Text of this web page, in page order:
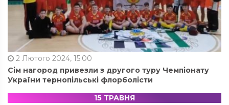
2 Лютого 2024, 15:00
Сім нагород привезли з другого туру Чемпіонату
України тернопільські флорболісти
15 ТРАВНЯ